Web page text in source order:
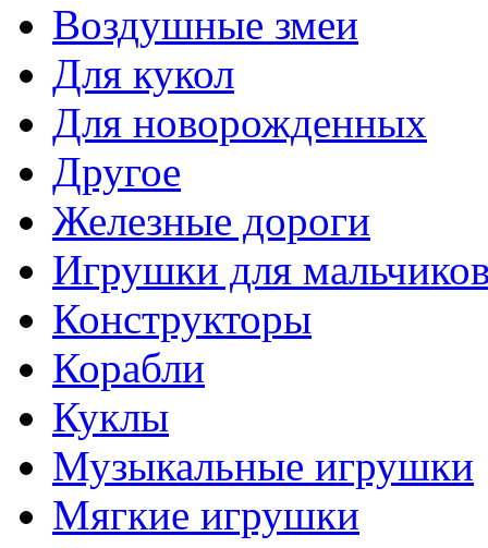
Воздушные змеи
Для кукол
Для новорожденных
Другое
Железные дороги
Игрушки для
Конструкторы
Корабли
Куклы
Музыкальные игрушки
Мягкие игрушки